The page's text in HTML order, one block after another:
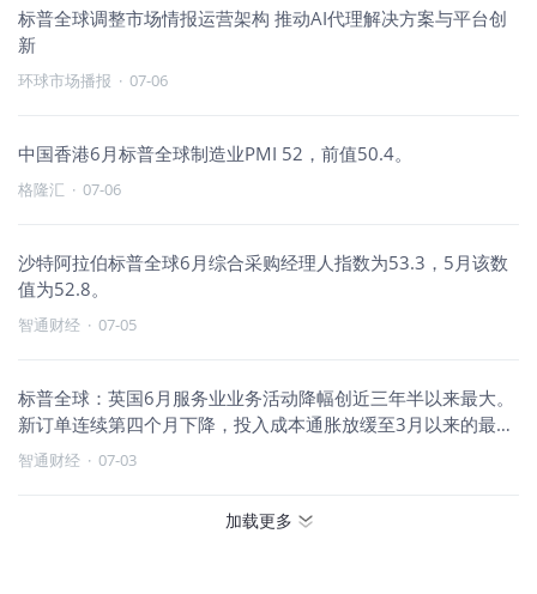
标普全球调整市场情报运营架构 推动AI代理解决方案与平台创
新
环球市场播报 · 07-06
中国香港6月标普全球制造业PMI 52，前值50.4。
格隆汇 · 07-06
沙特阿拉伯标普全球6月综合采购经理人指数为53.3，5月该数
值为52.8。
智通财经 · 07-05
标普全球：英国6月服务业业务活动降幅创近三年半以来最大。
新订单连续第四个月下降，投入成本通胀放缓至3月以来的最低
水平。
智通财经 · 07-03
加载更多